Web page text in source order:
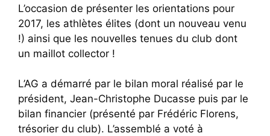
L’occasion de présenter les orientations pour
2017, les athlètes élites (dont un nouveau venu
!) ainsi que les nouvelles tenues du club dont
un maillot collector !
L’AG a démarré par le bilan moral réalisé par le
président, Jean-Christophe Ducasse puis par le
bilan financier (présenté par Frédéric Florens,
trésorier du club). L’assemblé a voté à